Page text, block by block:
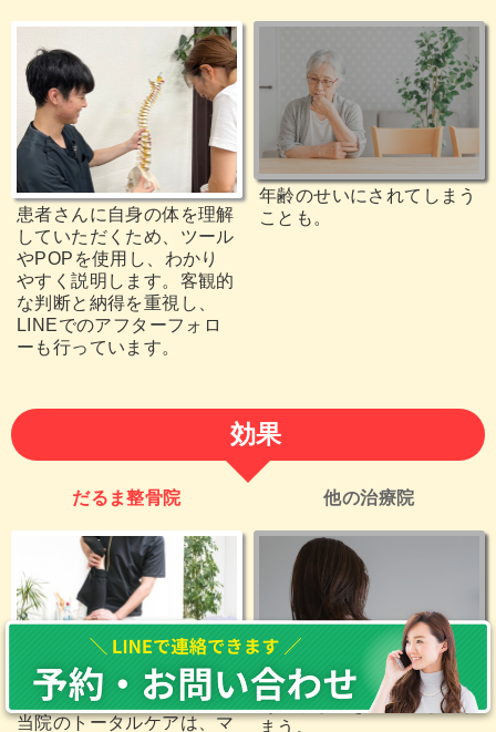
患者さんに自身の体を理解
していただくため、ツール
やPOPを使用し、わかり
やすく説明します。客観的
な判断と納得を重視し、
LINEでのアフターフォロ
ーも行っています。
年齢のせいにされてしまう
ことも。
効果
だるま整骨院
当院のトータルケアは、マ
他の治療院
その場しのぎで再発してし
まう。